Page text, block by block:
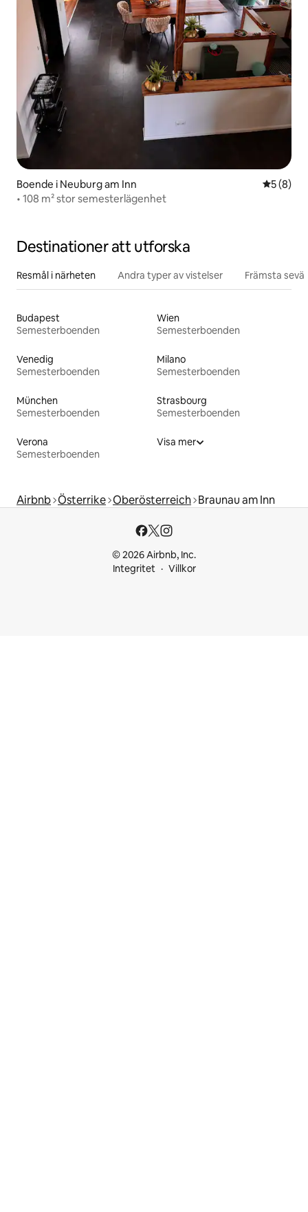
Boende i Neuburg am Inn 5 av 5 i
5 (8)
• 108 m² stor semesterlägenhet
Destinationer att utforska
Resmål i närheten Andra typer av vistelser Främsta
Budapest
Semesterboenden
Wien
Semesterboenden
Venedig
Semesterboenden
Milano
Semesterboenden
München
Semesterboenden
Strasbourg
Semesterboenden
Verona
Semesterboenden
Visa mer
Airbnb Österrike Oberösterreich Braunau am Inn
© 2026 Airbnb, Inc.
Integritet
Villkor